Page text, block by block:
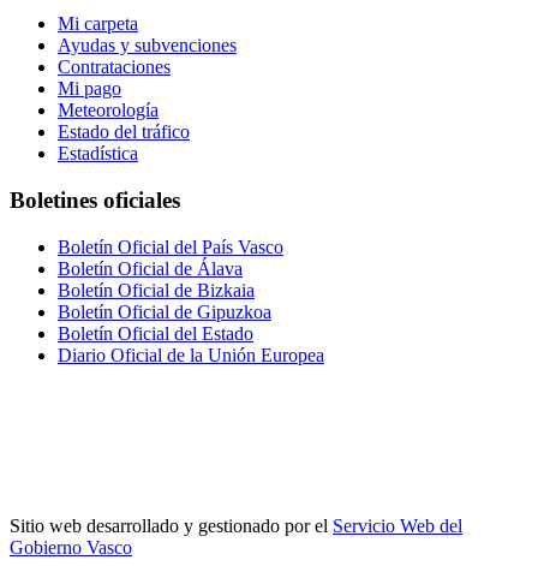
Mi carpeta
Ayudas y subvenciones
Contrataciones
Mi pago
Meteorología
Estado del tráfico
Estadística
Boletines oficiales
Boletín Oficial del País Vasco
Boletín Oficial de Álava
Boletín Oficial de Bizkaia
Boletín Oficial de Gipuzkoa
Boletín Oficial del Estado
Diario Oficial de la Unión Europea
Sitio web desarrollado y gestionado por el Servicio Web del
Gobierno Vasco